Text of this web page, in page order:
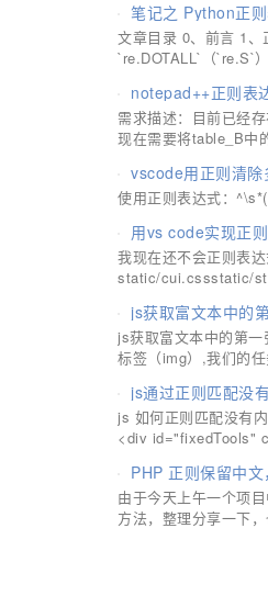
笔记之 Python正
文章目录 0、前言 1
`re.DOTALL`（`re.S`
notepad++正则表
需求描述：目前已经
现在需要将table_B中
vscode用正则清除
使用正则表达式：
用vs code实现正
我现在还不会正则表
static/cui.cssstatic/
js获取富文本中的
js获取富文本中的第
标签（img）,我们的
js通过正则匹配没
js 如何正则匹配没有
<div id="fixedTools"
PHP 正则保留中
由于今天上午一个项
方法，整理分享一下